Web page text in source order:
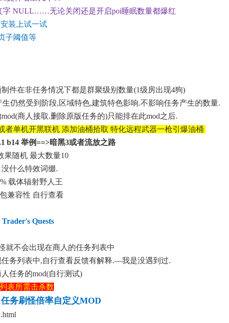
字 NULL……无论关闭还是开启poi睡眠数量都爆红
安装上试一试
子阈值等
件在非任务情况下都是群聚级别数量(1级房出现4狗)
仍然受到阶段,区域特色,建筑特色影响.不影响任务产生的数量.
商人接取.删除原版任务的)只能排在此mod之后.
者单机开黑联机 添加油桶拾取 特化远程武器一枪引爆油桶
b14 举例==>暗黑3或者流放之路
果随机 最大数量10
什么特效词缀.
载体辐射野人王
兼容性 自行查看
Quests
就不会出现在商人的任务列表中
务列表中,自行查看反馈有解释.—我是没遇到过.
任务的mod(自行测试)
表所需击杀数
务刷怪倍率自定义MOD